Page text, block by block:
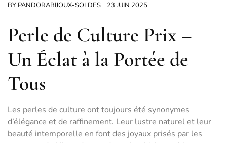
BY PANDORABIJOUX-SOLDES 23 JUIN 2025
Perle de Culture Prix –
Un Éclat à la Portée de
Tous
Les perles de culture ont toujours été synonymes
d’élégance et de raffinement. Leur lustre naturel et leur
beauté intemporelle en font des joyaux prisés par les